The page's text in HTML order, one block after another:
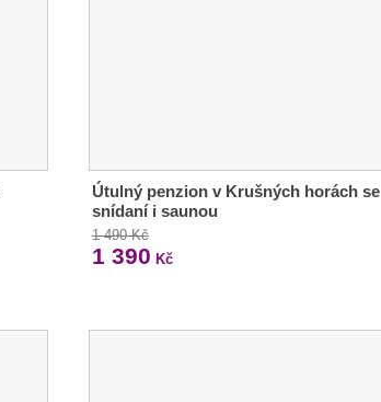
Útulný penzion v Krušných horách se
snídaní i saunou
1 490 Kč
1 390 Kč